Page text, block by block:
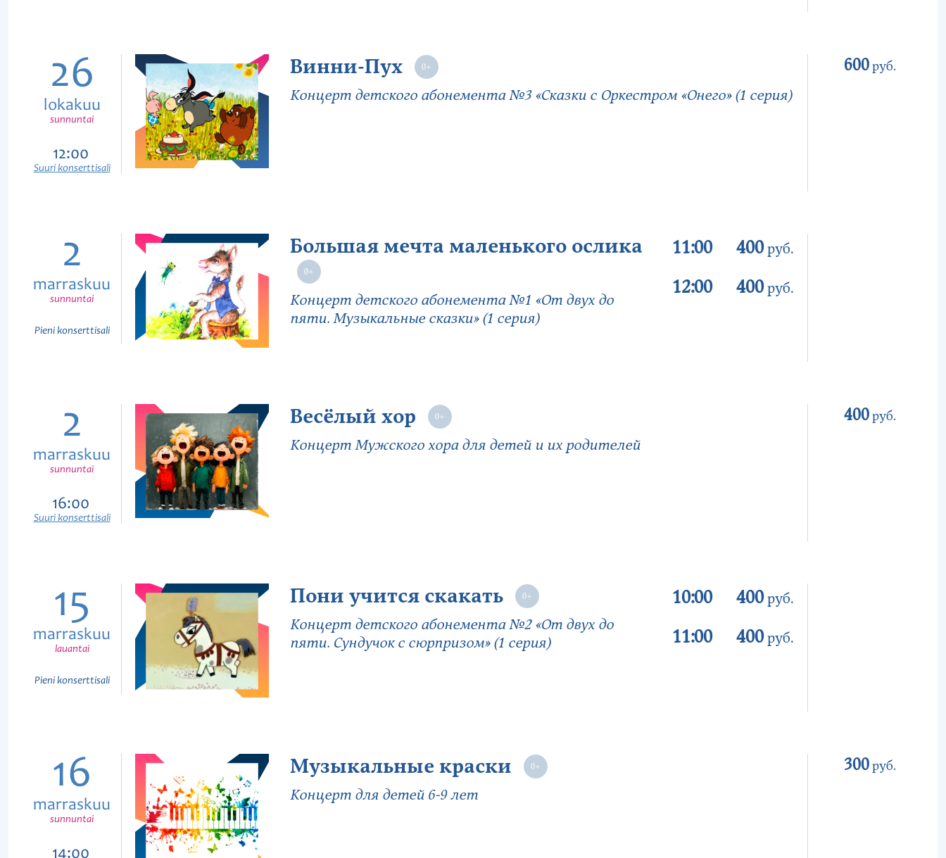
26
lokakuu
sunnuntai
12:00
Suuri konserttisali
Винни-Пух
Концерт детского абонемента №3 «Сказки с Оркестром «Онего» (1 серия)
600руб.
2
marraskuu
sunnuntai
Pieni konserttisali
Большая мечта маленького ослика
Концерт детского абонемента №1 «От двух до
пяти. Музыкальные сказки» (1 серия)
11:00 400руб.
12:00 400руб.
2
marraskuu
sunnuntai
16:00
Suuri konserttisali
Весёлый хор
Концерт Мужского хора для детей и их родителей
400руб.
15
marraskuu
lauantai
Pieni konserttisali
Пони учится скакать
Концерт детского абонемента №2 «От двух до
пяти. Сундучок с сюрпризом» (1 серия)
10:00 400руб.
11:00 400руб.
16
marraskuu
sunnuntai
14:00
Музыкальные краски
Концерт для детей 6-9 лет
300руб.